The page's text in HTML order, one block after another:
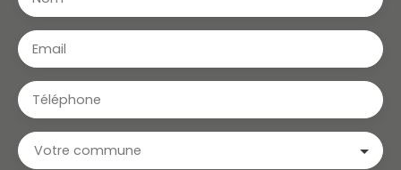
Email
Téléphone
Votre commune